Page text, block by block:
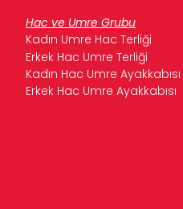
Hac ve Umre Grubu
Kadın Umre Hac Terliği
Erkek Hac Umre Terliği
Kadın Hac Umre Ayakkabısı
Erkek Hac Umre Ayakkabısı